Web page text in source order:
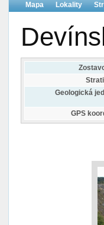
Mapa Lokality
Geologická
GPS